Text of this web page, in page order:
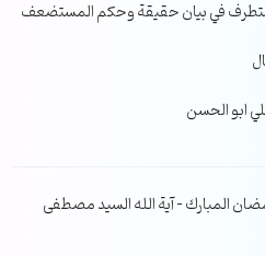
في بيان حقيقة وحكم المستضعف
ابو الحسن
المبارك – آية الله السيد مصطفى